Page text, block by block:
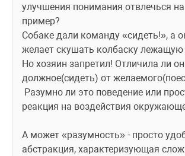
улучшения понимания отвлечься
пример?
Собаке дали команду «сидеть!», а
желает скушать колбаску лежащую
Но хозяин запретил! Отличила ли
должное(сидеть) от
реакция на воздействия
А может «разумность» - просто
абстракция, характеризующая